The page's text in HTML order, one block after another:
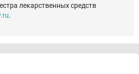
лекарственных средств
.